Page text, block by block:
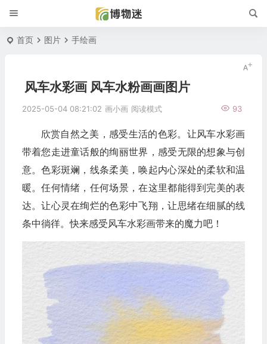
首页 图片 手绘画
风车水彩画 风车水粉画画图片
2025-05-04 08:21:02 画小画 93
阅读模式
欣赏自然之美，感受生活的色彩。让风车水彩画
带着您走进童话般的绚丽世界，感受无限的想象与创
意。色彩斑斓，线条柔美，唤起内心深处的柔软和温
暖。任何情绪，任何场景，在这里都能得到完美的表
达。让心灵在绚烂的色彩中飞翔，让思绪在细腻的线
条中徜徉。快来感受风车水彩画带来的魔力吧！